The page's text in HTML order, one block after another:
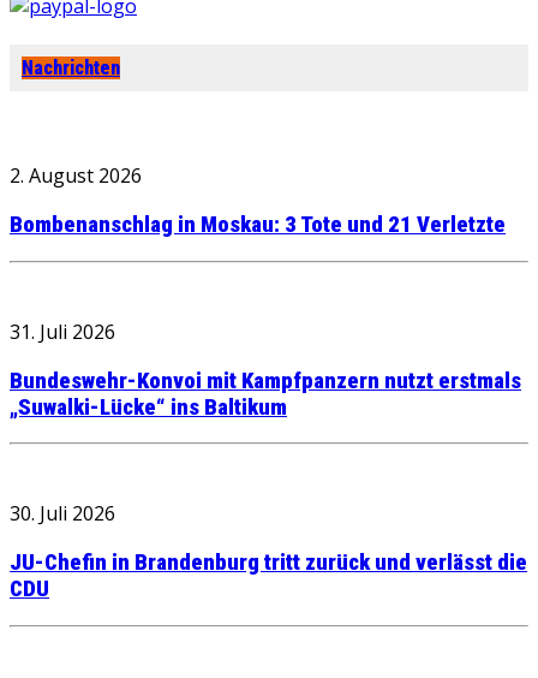
Nachrichten
2. August 2026
Bombenanschlag in Moskau: 3 Tote und 21 Verletzte
31. Juli 2026
Bundeswehr-Konvoi mit Kampfpanzern nutzt erstmals
„Suwalki-Lücke“ ins Baltikum
30. Juli 2026
JU-Chefin in Brandenburg tritt zurück und verlässt die
CDU